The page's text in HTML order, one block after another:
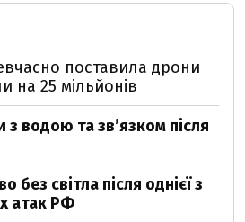
поставила дрони
на 25 мільйонів
водою та звʼязком після
світла після однієї з
атак РФ